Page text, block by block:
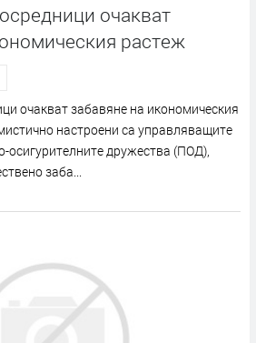
очакват
растеж
очакват забавяне на икономическия
настроени са управляващите
осигурителните дружества (ПОД),
заба...